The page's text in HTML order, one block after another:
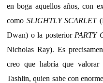
en boga aquellos años, con
como SLIGHTLY SCARLET
Dwan) o la posterior PARTY
Nicholas Ray). Es
creo que habría que
Tashlin, quien sabe con